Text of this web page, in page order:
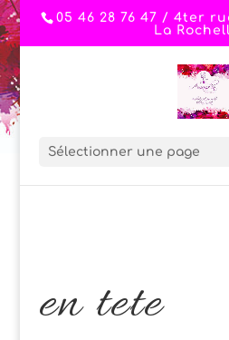
05 46 28 76 47 / 4ter
La
Sélectionner une page
en tete